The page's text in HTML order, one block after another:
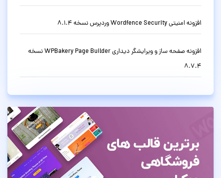
افزونه امنیتی Wordfence Security وردپرس نسخه 8.1.4
افزونه صفحه ساز و ویرایشگر دیداری WPBakery Page Builder نسخه
8.7.4